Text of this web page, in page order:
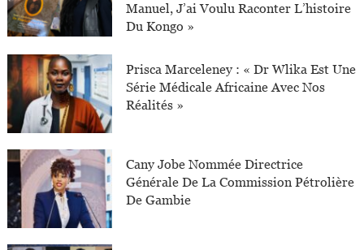
Manuel, J’ai Voulu Raconter L’histoire
Du Kongo »
Prisca Marceleney : « Dr Wlika Est Une
Série Médicale Africaine Avec Nos
Réalités »
Cany Jobe Nommée Directrice
Générale De La Commission Pétrolière
De Gambie